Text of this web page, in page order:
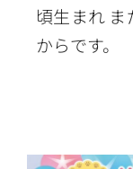
頃生まれ
からです。